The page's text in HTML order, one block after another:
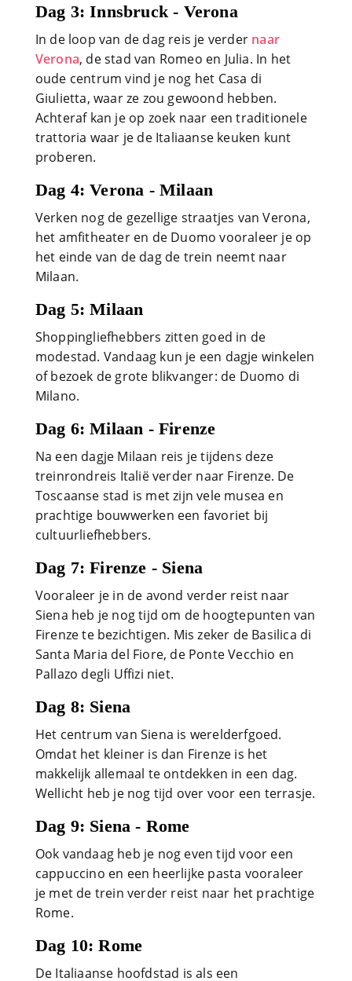
Dag 3: Innsbruck - Verona
In de loop van de dag reis je verder naar
Verona, de stad van Romeo en Julia. In het
oude centrum vind je nog het Casa di
Giulietta, waar ze zou gewoond hebben.
Achteraf kan je op zoek naar een traditionele
trattoria waar je de Italiaanse keuken kunt
proberen.
Dag 4: Verona - Milaan
Verken nog de gezellige straatjes van Verona,
het amfitheater en de Duomo vooraleer je op
het einde van de dag de trein neemt naar
Milaan.
Dag 5: Milaan
Shoppingliefhebbers zitten goed in de
modestad. Vandaag kun je een dagje winkelen
of bezoek de grote blikvanger: de Duomo di
Milano.
Dag 6: Milaan - Firenze
Na een dagje Milaan reis je tijdens deze
treinrondreis Italië verder naar Firenze. De
Toscaanse stad is met zijn vele musea en
prachtige bouwwerken een favoriet bij
cultuurliefhebbers.
Dag 7: Firenze - Siena
Vooraleer je in de avond verder reist naar
Siena heb je nog tijd om de hoogtepunten van
Firenze te bezichtigen. Mis zeker de Basilica di
Santa Maria del Fiore, de Ponte Vecchio en
Pallazo degli Uffizi niet.
Dag 8: Siena
Het centrum van Siena is werelderfgoed.
Omdat het kleiner is dan Firenze is het
makkelijk allemaal te ontdekken in een dag.
Wellicht heb je nog tijd over voor een terrasje.
Dag 9: Siena - Rome
Ook vandaag heb je nog even tijd voor een
cappuccino en een heerlijke pasta vooraleer
je met de trein verder reist naar het prachtige
Rome.
Dag 10: Rome
De Italiaanse hoofdstad is als een